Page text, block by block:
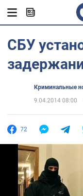
СБУ
Криминальные
9.04.2014 08:00
72